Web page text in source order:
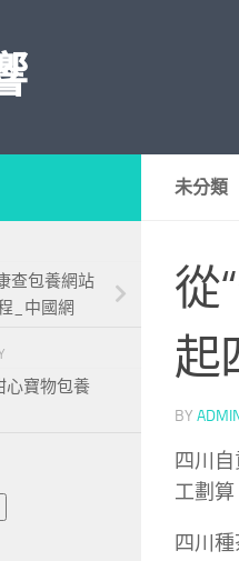
未分類
從
起
BY
四川
工劃
四川
查包養網站
_中國網
心寶物包養